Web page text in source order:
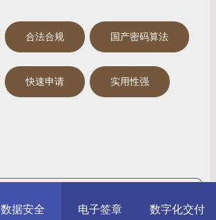
合法合规 国产密码算法
快速申请 实用性强
标与投标、网上签约、网上订购、网上公文
数据安全 电子签章 数字化交付